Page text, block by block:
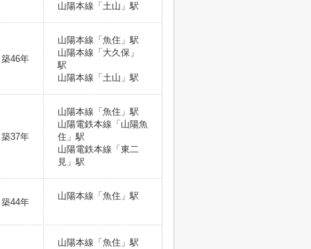
山陽本線「土山」駅
築46年
山陽本線「魚住」駅
山陽本線「大久保」
駅
山陽本線「土山」駅
築37年
山陽本線「魚住」駅
山陽電鉄本線「山陽魚
住」駅
山陽電鉄本線「東二
見」駅
築44年
山陽本線「魚住」駅
山陽本線「魚住」駅